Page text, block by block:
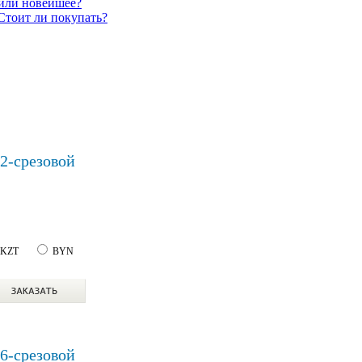
новейшее?
ли покупать?
срезовой
BYN
срезовой